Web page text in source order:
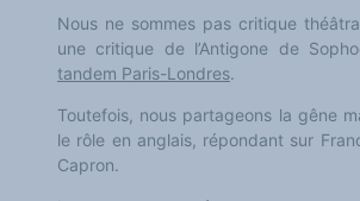
La petite librairie de l'OEP
Collection Plurilinguisme
L'annuaire des chercheurs et équipes de
Les séminaires en partenariat
Une cagnotte pour installer le plurilinguisme à
PÔLE RECHERCHE
Colloques et séminaires
Nous ne sommes pas critique
tandem Paris-Londres.
Toutefois, nous partageons la gêne
le rôle en anglais, répondant sur
Capron.